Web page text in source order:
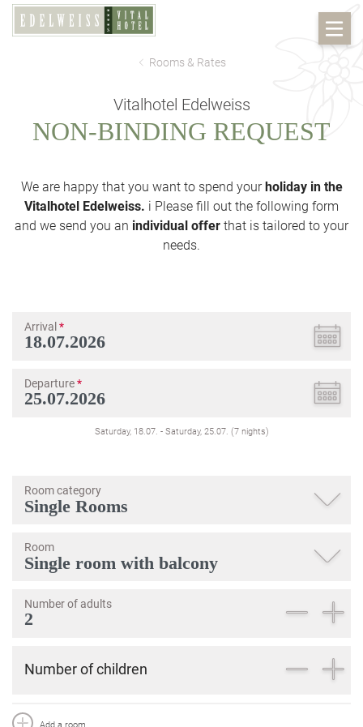
Rooms & Rates
Vitalhotel Edelweiss
NON-BINDING REQUEST
We are happy that you want to spend yourholiday in the
Vitalhotel Edelweiss. i Please fill out the following form
and we send you an individual offer that is tailored to your
needs.
Arrival *
Departure*
Saturday, 18.07. - Saturday, 25.07. (7 nights)
Room category
Room
Number of adults
Number of children